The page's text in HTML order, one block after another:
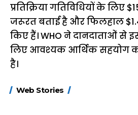
प्रतिक्रिया गतिविधियों के लिए
जरूरत बताई है और फिलहाल
किए हैं। WHO ने दानदाताओं से
लिए आवश्यक आर्थिक सहयोग
है।
Web Stories
FASTag के ये नए